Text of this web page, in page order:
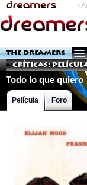
THE DREAMERS
Críticas:
Todo lo que quiero
Película Foro